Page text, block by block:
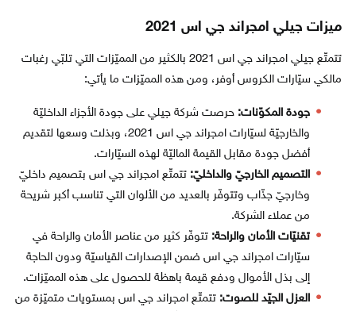
ميزات جيلي امجراند جي اس 2021
تتمتّع جيلي امجراند جي اس 2021 بالكثير من المميّزات التي تلبّي رغبات
مالكي سيّارات الكروس أوفر، ومن هذه المميّزات ما يأتي:
جودة المكوّنات: حرصت شركة جيلي على جودة الأجزاء الداخليّة
والخارجيّة لسيّارات امجراند جي اس 2021، وبذلت وسعها لتقديم
أفضل جودة مقابل القيمة الماليّة لهذه السيّارات.
التصميم الخارجيّ والداخليّ: تتمتّع امجراند جي اس بتصميم داخليّ
وخارجيّ جذّاب وتتوفّر بالعديد من الألوان التي تناسب أكبر شريحة
من عملاء الشركة.
تقنيّات الأمان والراحة: تتوفّر كثير من عناصر الأمان والراحة في
سيّارات امجراند جي اس ضمن الإصدارات القياسيّة ودون الحاجة
إلى بذل الأموال ودفع قيمة باهظة للحصول على هذه المميّزات.
العزل الجيّد للصوت: تتمتّع امجراند جي اس بمستويات متميّزة من